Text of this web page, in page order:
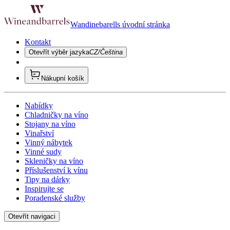
Wandinebarells úvodní stránka
Kontakt
Otevřít výběr jazykaCZ/Čeština
Nákupní košík
Nabídky
Chladničky na víno
Stojany na víno
Vinařství
Vinný nábytek
Vinné sudy
Skleničky na víno
Příslušenství k vínu
Tipy na dárky
Inspirujte se
Poradenské služby
Otevřít navigaci